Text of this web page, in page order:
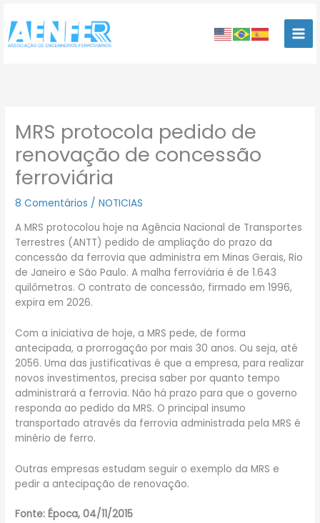
para
conteúdo
MRS protocola pedido de
renovação de concessão
ferroviária
8 Comentários /NOTICIAS
A MRS protocolou hoje na Agência Nacional de Transportes
Terrestres (ANTT) pedido de ampliação do prazo da
concessão da ferrovia que administra em Minas Gerais, Rio
de Janeiro e São Paulo. A malha ferroviária é de 1.643
quilômetros. O contrato de concessão, firmado em 1996,
expira em 2026.
Com a iniciativa de hoje, a MRS pede, de forma
antecipada, a prorrogação por mais 30 anos. Ou seja, até
2056. Uma das justificativas é que a empresa, para realizar
novos investimentos, precisa saber por quanto tempo
administrará a ferrovia. Não há prazo para que o governo
responda ao pedido da MRS. O principal insumo
transportado através da ferrovia administrada pela MRS é
minério de ferro.
Outras empresas estudam seguir o exemplo da MRS e
pedir a antecipação de renovação.
Fonte: Época, 04/11/2015